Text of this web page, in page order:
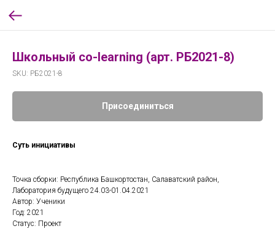
Школьный co-learning (арт. РБ2021-8)
SKU: РБ2021-8
Присоединиться
Суть инициативы
Точка сборки: Республика Башкортостан, Салаватский район,
Лаборатория будущего 24.03-01.04.2021
Автор: Ученики
Год: 2021
Статус: Проект